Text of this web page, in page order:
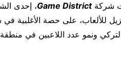
شركةGame District، إحدى
للألعاب، على حصة الأغلبية
التركي ونمو عدد اللاعبين في